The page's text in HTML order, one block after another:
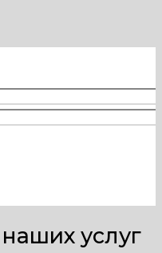
услуг